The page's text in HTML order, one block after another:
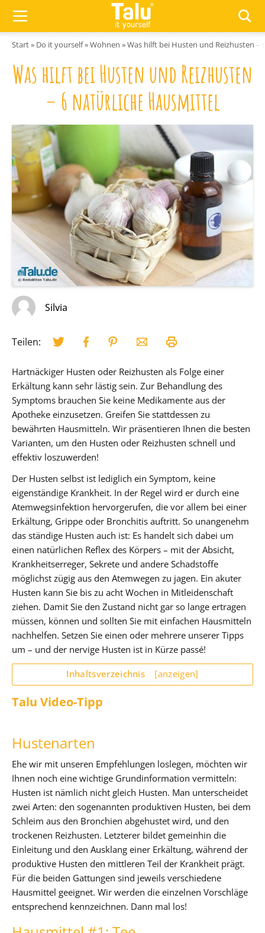
Start» Do it yourself»Wohnen »Was hilft bei Husten und Reizhusten
Was hilft bei Husten und Reizhusten
– 6 natürliche Hausmittel
Silvia
Teilen:
Hartnäckiger Husten oder Reizhusten als Folge einer
Erkältung kann sehr lästig sein. Zur Behandlung des
Symptoms brauchen Sie keine Medikamente aus der
Apotheke einzusetzen. Greifen Sie stattdessen zu
bewährten Hausmitteln. Wir präsentieren Ihnen die besten
Varianten, um den Husten oder Reizhusten schnell und
effektiv loszuwerden!
Der Husten selbst ist lediglich ein Symptom, keine
eigenständige Krankheit. In der Regel wird er durch eine
Atemwegsinfektion hervorgerufen, die vor allem bei einer
Erkältung, Grippe oder Bronchitis auftritt. So unangenehm
das ständige Husten auch ist: Es handelt sich dabei um
einen natürlichen Reflex des Körpers – mit der Absicht,
Krankheitserreger, Sekrete und andere Schadstoffe
möglichst zügig aus den Atemwegen zu jagen. Ein akuter
Husten kann Sie bis zu acht Wochen in Mitleidenschaft
ziehen. Damit Sie den Zustand nicht gar so lange ertragen
müssen, können und sollten Sie mit einfachen Hausmitteln
nachhelfen. Setzen Sie einen oder mehrere unserer Tipps
um – und der nervige Husten ist in Kürze passé!
Inhaltsverzeichnis [anzeigen]
Talu Video-Tipp
Hustenarten
Ehe wir mit unseren Empfehlungen loslegen, möchten wir
Ihnen noch eine wichtige Grundinformation vermitteln:
Husten ist nämlich nicht gleich Husten. Man unterscheidet
zwei Arten: den sogenannten produktiven Husten, bei dem
Schleim aus den Bronchien abgehustet wird, und den
trockenen Reizhusten. Letzterer bildet gemeinhin die
Einleitung und den Ausklang einer Erkältung, während der
produktive Husten den mittleren Teil der Krankheit prägt.
Für die beiden Gattungen sind jeweils verschiedene
Hausmittel geeignet. Wir werden die einzelnen Vorschläge
entsprechend kennzeichnen. Dann mal los!